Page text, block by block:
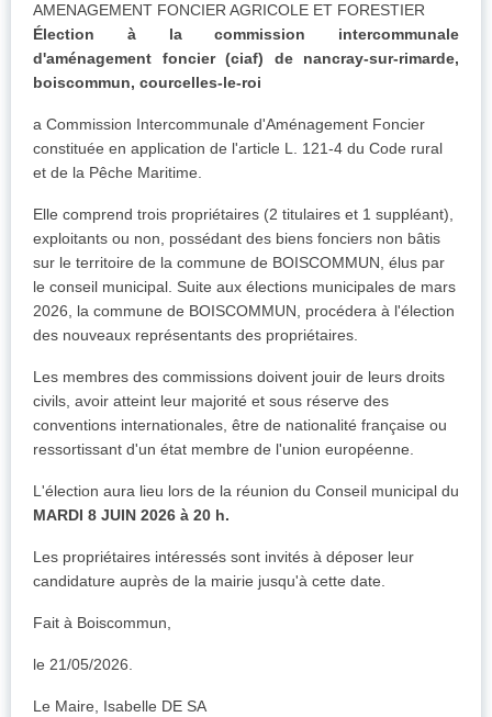
AMENAGEMENT FONCIER AGRICOLE ET FORESTIER
Élection à la commission intercommunale
d'aménagement foncier (ciaf) de nancray-sur-rimarde,
boiscommun, courcelles-le-roi
a Commission Intercommunale d'Aménagement Foncier
constituée en application de l'article L. 121-4 du Code rural
et de la Pêche Maritime.
Elle comprend trois propriétaires (2 titulaires et 1 suppléant),
exploitants ou non, possédant des biens fonciers non bâtis
sur le territoire de la commune de BOISCOMMUN, élus par
le conseil municipal. Suite aux élections municipales de mars
2026, la commune de BOISCOMMUN, procédera à l'élection
des nouveaux représentants des propriétaires.
Les membres des commissions doivent jouir de leurs droits
civils, avoir atteint leur majorité et sous réserve des
conventions internationales, être de nationalité française ou
ressortissant d'un état membre de l'union européenne.
L'élection aura lieu lors de la réunion du Conseil municipal du
MARDI 8 JUIN 2026 à 20 h.
Les propriétaires intéressés sont invités à déposer leur
candidature auprès de la mairie jusqu'à cette date.
Fait à Boiscommun,
le 21/05/2026.
Le Maire, Isabelle DE SA